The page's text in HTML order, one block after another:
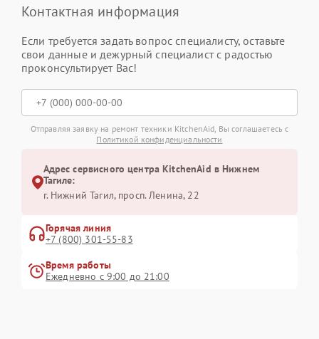
Контактная информация
Если требуется задать вопрос специалисту, оставьте
свои данные и дежурный специалист с радостью
проконсультирует Вас!
Отправляя заявку на ремонт техники KitchenAid, Вы соглашаетесь с
Политикой конфиденциальности
Адрес сервисного центра KitchenAid в Нижнем
Тагиле:
г. Нижний Тагил, просп. Ленина, 22
Горячая линия
+7 (800) 301-55-83
Время работы
Ежедневно с 9:00 до 21:00